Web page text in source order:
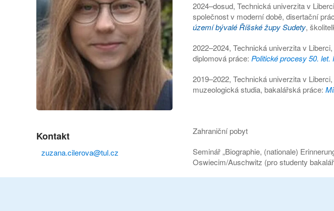
Kontakt
zuzana.cilerova@tul.cz
2024–dosud, Technická univerzita v
společnost v moderní době, disertační
území bývalé Říšské župy Sudety,
2022–2024, Technická univerzita v
diplomová práce: Politické procesy 50.
2019–2022, Technická univerzita v
muzeologická studia, bakalářská práce:
Zahraniční pobyt
Seminář „Biographie, (nationale)
Oswiecim/Auschwitz (pro studenty